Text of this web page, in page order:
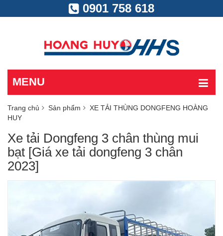
0901 758 618
MENU
Trang chủ Sản phẩm
XE TẢI THÙNG DONGFENG HOÀNG
HUY
Xe tải Dongfeng 3 chân thùng mui
bạt [Giá xe tải dongfeng 3 chân
2023]